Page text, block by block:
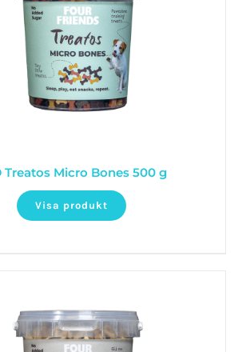
Treatos Micro Bones 500 g
Visa produkt